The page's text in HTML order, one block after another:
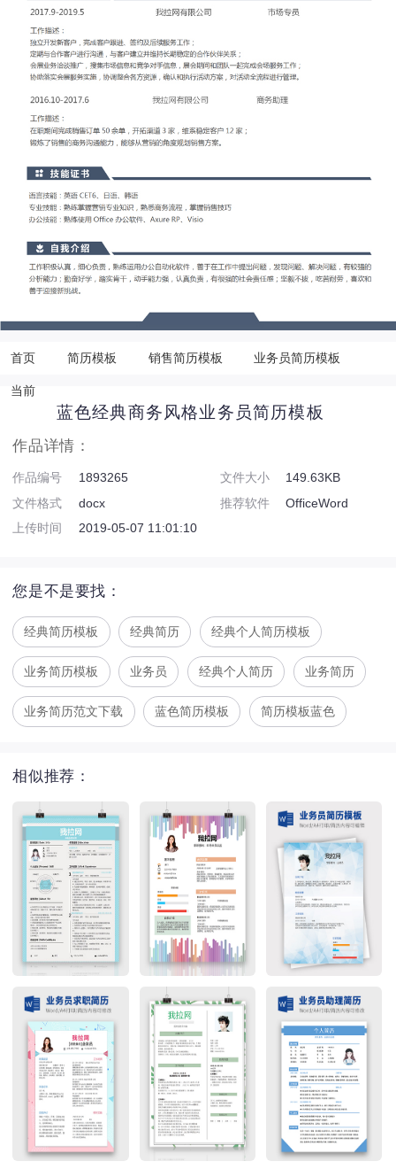
首页 简历模板 销售简历模板 业务员简历模板
当前
蓝色经典商务风格业务员简历模板
作品详情：
作品编号 1893265 文件大小
149.63KB
文件格式
docx 推荐软件
OfficeWord
上传时间
2019-05-07 11:01:10
您是不是要找：
经典简历模板 经典简历 经典个人简历模板
业务简历模板 业务员 经典个人简历 业务简历
业务简历范文下载 蓝色简历模板 简历模板蓝色
相似推荐：